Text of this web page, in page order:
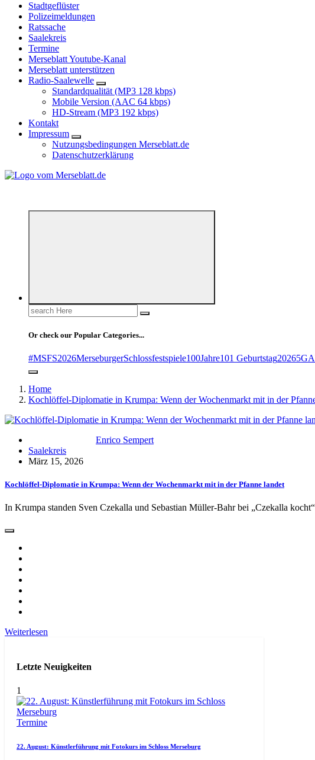
Stadtgeflüster
Polizeimeldungen
Ratssache
Saalekreis
Termine
Merseblatt Youtube-Kanal
Merseblatt unterstützen
Radio-Saalewelle
Standardqualität (MP3 128 kbps)
Mobile Version (AAC 64 kbps)
HD-Stream (MP3 192 kbps)
Kontakt
Impressum
Nutzungsbedingungen Merseblatt.de
Datenschutzerklärung
Search
for:
Or check our Popular Categories...
#MSFS2026MerseburgerSchlossfestspiele100Jahre101 Geburtstag20265G
Home
Kochlöffel-Diplomatie in Krumpa: Wenn der Wochenmarkt mit in der
Enrico Sempert
Saalekreis
März 15, 2026
Kochlöffel-Diplomatie in Krumpa: Wenn der Wochenmarkt mit in der Pfanne landet
In Krumpa standen Sven Czekalla und Sebastian Müller-Bahr bei „Czekalla
Weiterlesen
Letzte Neuigkeiten
1
Termine
22. August: Künstlerführung mit Fotokurs im Schloss Merseburg